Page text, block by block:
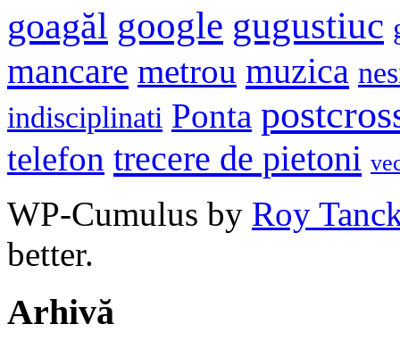
goagăl google gugustiuc
mancare metrou muzica
indisciplinati Ponta
telefon trecere de pietoni
WP-Cumulus by Roy
better.
Arhivă